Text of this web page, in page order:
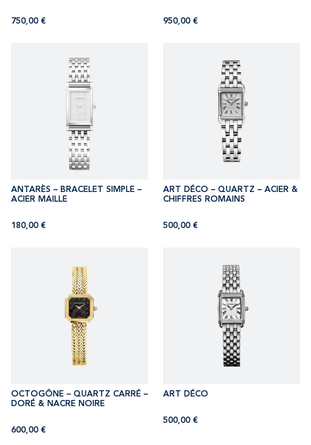
750,00 € 950,00 €
ANTARÈS – BRACELET SIMPLE –
ACIER MAILLE
180,00 €
ART DÉCO – QUARTZ – ACIER &
CHIFFRES ROMAINS
500,00 €
OCTOGÔNE – QUARTZ CARRÉ –
DORÉ & NACRE NOIRE
600,00 €
ART DÉCO
500,00 €